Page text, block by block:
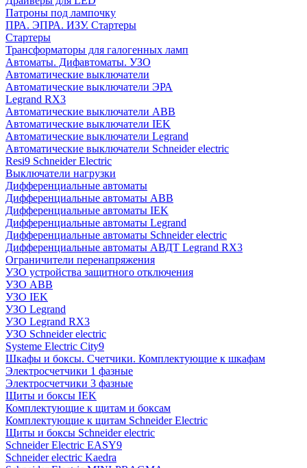
Патроны под лампочку
ПРА. ЭПРА. ИЗУ. Стартеры
Стартеры
Трансформаторы для галогенных ламп
Автоматы. Дифавтоматы. УЗО
Автоматические выключатели
Автоматические выключатели ЭРА
Legrand RX3
Автоматические выключатели ABB
Автоматические выключатели IEK
Автоматические выключатели Legrand
Автоматические выключатели Schneider electric
Resi9 Schneider Electric
Выключатели нагрузки
Дифференциальные автоматы
Дифференциальные автоматы ABB
Дифференциальные автоматы IEK
Дифференциальные автоматы Legrand
Дифференциальные автоматы Schneider electric
Дифференциальные автоматы АВДТ Legrand RX3
Ограничители перенапряжения
УЗО устройства защитного отключения
УЗО ABB
УЗО IEK
УЗО Legrand
УЗО Legrand RX3
УЗО Schneider electric
Systeme Electric City9
Шкафы и боксы. Счетчики. Комплектующие к шкафам
Электросчетчики 1 фазные
Электросчетчики 3 фазные
Щиты и боксы IEK
Комплектующие к щитам и боксам
Комплектующие к щитам Schneider Electric
Щиты и боксы Schneider electric
Schneider Electric EASY9
Schneider electric Kaedra